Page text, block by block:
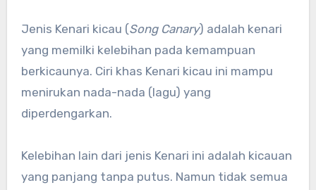
Jenis Kenari kicau (Song Canary) adalah kenari
yang memilki kelebihan pada kemampuan
berkicaunya. Ciri khas Kenari kicau ini mampu
menirukan nada-nada (lagu) yang
diperdengarkan.
Kelebihan lain dari jenis Kenari ini adalah kicauan
yang panjang tanpa putus. Namun tidak semua